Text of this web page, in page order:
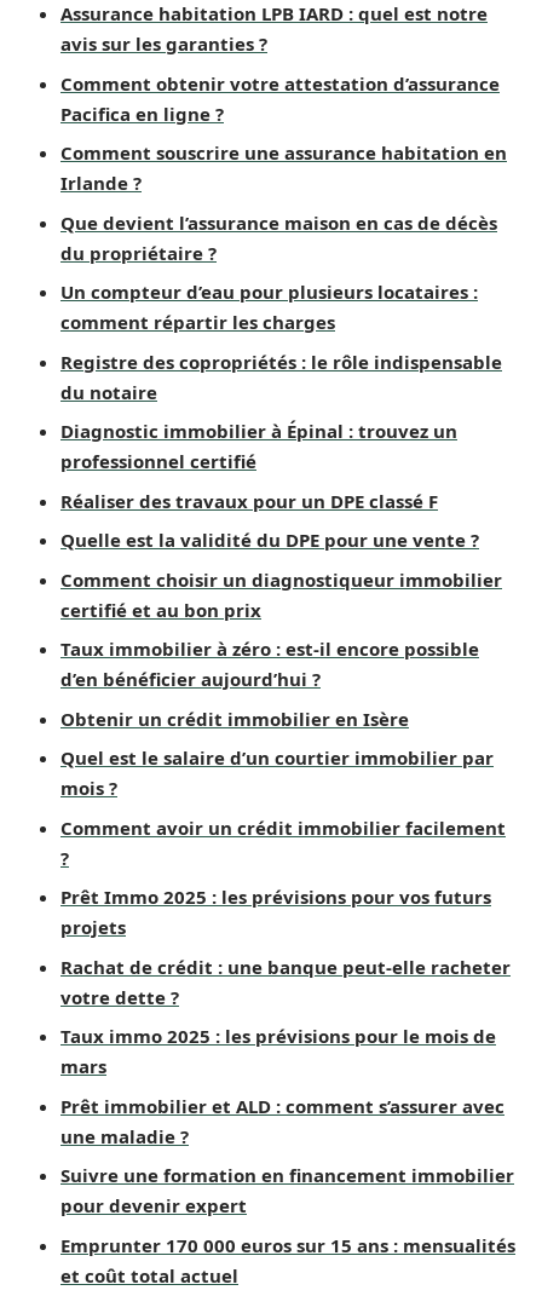
Assurance habitation LPB IARD : quel est notre
avis sur les garanties ?
Comment obtenir votre attestation d’assurance
Pacifica en ligne ?
Comment souscrire une assurance habitation en
Irlande ?
Que devient l’assurance maison en cas de décès
du propriétaire ?
Un compteur d’eau pour plusieurs locataires :
comment répartir les charges
Registre des copropriétés : le rôle indispensable
du notaire
Diagnostic immobilier à Épinal : trouvez un
professionnel certifié
Réaliser des travaux pour un DPE classé F
Quelle est la validité du DPE pour une vente ?
Comment choisir un diagnostiqueur immobilier
certifié et au bon prix
Taux immobilier à zéro : est-il encore possible
d’en bénéficier aujourd’hui ?
Obtenir un crédit immobilier en Isère
Quel est le salaire d’un courtier immobilier par
mois ?
Comment avoir un crédit immobilier facilement
?
Prêt Immo 2025 : les prévisions pour vos futurs
projets
Rachat de crédit : une banque peut-elle racheter
votre dette ?
Taux immo 2025 : les prévisions pour le mois de
mars
Prêt immobilier et ALD : comment s’assurer avec
une maladie ?
Suivre une formation en financement immobilier
pour devenir expert
Emprunter 170 000 euros sur 15 ans : mensualités
et coût total actuel